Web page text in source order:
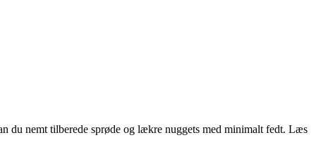
du nemt tilberede sprøde og lækre nuggets med minimalt fedt. Læs